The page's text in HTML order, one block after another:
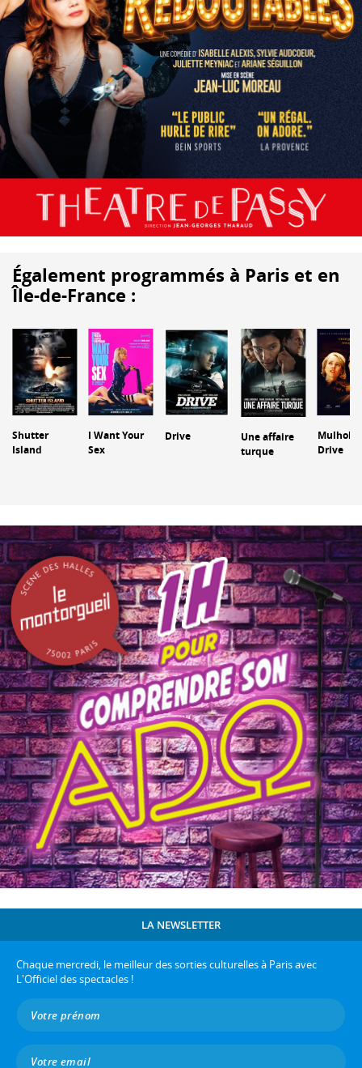
Également programmés à Paris et en
Île-de-France :
Shutter
Island
I Want Your
Sex
Drive
Une affaire
turque
Drive
LA NEWSLETTER
Chaque mercredi, le meilleur des sorties culturelles à Paris avec
L'Officiel des spectacles !